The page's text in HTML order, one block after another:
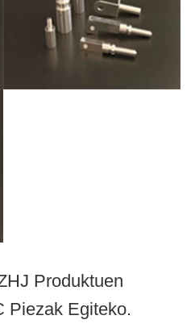
Produktuen
Piezak Egiteko.